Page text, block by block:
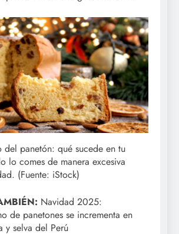
panetón: qué sucede en tu
lo comes de manera excesiva
(Fuente: iStock)
Navidad 2025:
de panetones se incrementa en
y selva del Perú